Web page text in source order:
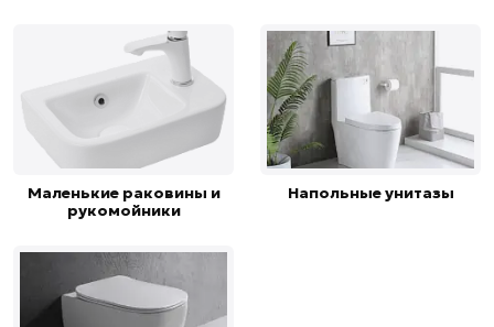
Маленькие раковины и
рукомойники
Напольные унитазы